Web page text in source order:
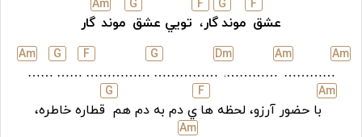
عشق
F
موند
G
گار،
F
تويي عشق
G
موند
Am
گار
Am
…………
Am
………….
Dm
……………
G
……………
F
……
G
……
Am
Am
با حضور آرزو، لحظه ها
F
ي دم به دم هم
G
قطاره خاطره،
Am